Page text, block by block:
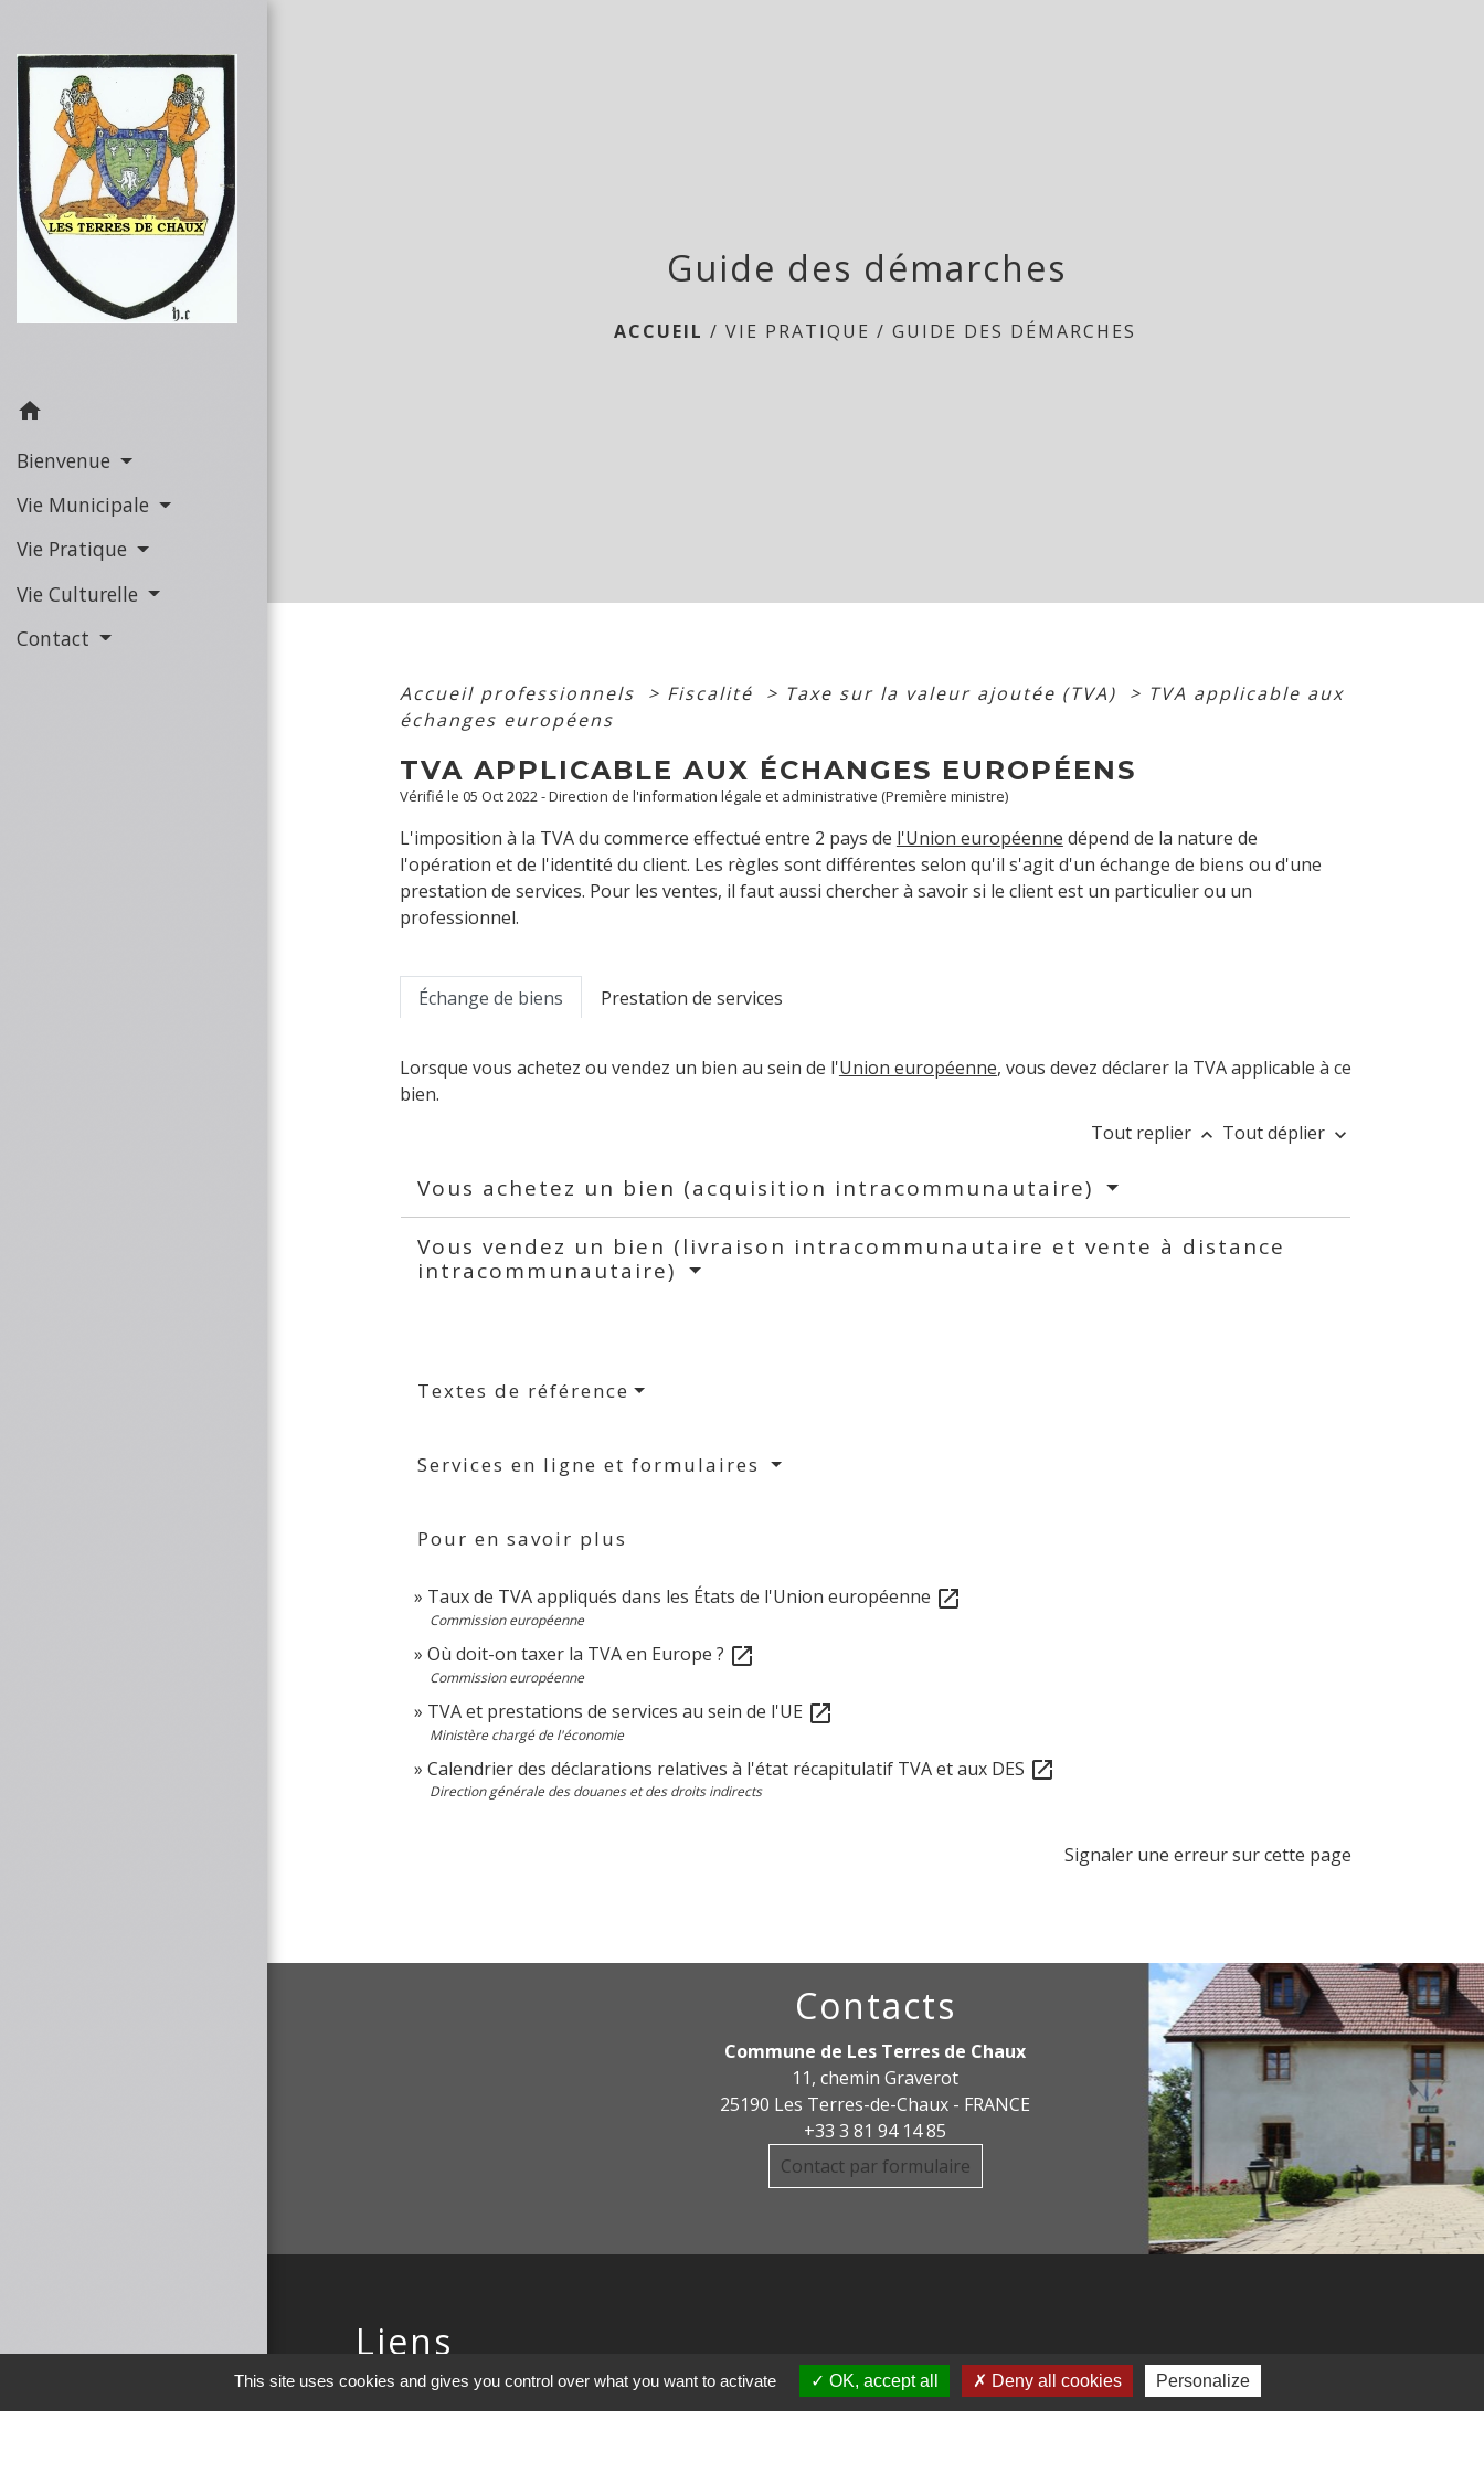
home
Bienvenue
Vie Municipale
Vie Pratique
Vie Culturelle
Contact
Guide des démarches
ACCUEIL /VIE PRATIQUE /GUIDE DES DÉMARCHES
Accueil professionnels > Fiscalité > Taxe sur la valeur ajoutée (TVA) > TVA applicable aux
échanges européens
TVA APPLICABLE AUX ÉCHANGES EUROPÉENS
Vérifié le 05 Oct 2022 - Direction de l'information légale et administrative (Première ministre)
L'imposition à la TVA du commerce effectué entre 2 pays de l'Union européenne dépend de la nature de
l'opération et de l'identité du client. Les règles sont différentes selon qu'il s'agit d'un échange de biens ou d'une
prestation de services. Pour les ventes, il faut aussi chercher à savoir si le client est un particulier ou un
professionnel.
Échange de biens Prestation de services
Lorsque vous achetez ou vendez un bien au sein de l'Union européenne, vous devez déclarer la TVA applicable à ce
bien.
Tout replier keyboard_arrow_up Tout déplier keyboard_arrow_down
Vous achetez un bien (acquisition intracommunautaire)
Vous vendez un bien (livraison intracommunautaire et vente à distance
intracommunautaire)
Textes de référence
Services en ligne et formulaires
Pour en savoir plus
Taux de TVA appliqués dans les États de l'Union européenne open_in_new
Commission européenne
Où doit-on taxer la TVA en Europe ? open_in_new
Commission européenne
TVA et prestations de services au sein de l'UE open_in_new
Ministère chargé de l'économie
Calendrier des déclarations relatives à l'état récapitulatif TVA et aux DES open_in_new
Direction générale des douanes et des droits indirects
Signaler une erreur sur cette page
Contacts
Commune de Les Terres de Chaux
11, chemin Graverot
25190 Les Terres-de-Chaux - FRANCE
+33 3 81 94 14 85
Contact par formulaire
Liens
COMMUNAUTE DE COMMUNE PAYS
This site uses cookies and gives you control over what you want to activate OK, accept all Deny all cookies Personalize